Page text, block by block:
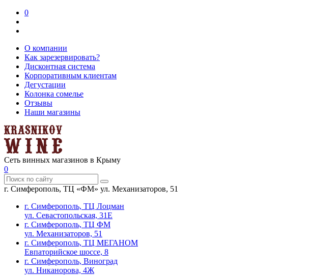
0
О компании
Как зарезервировать?
Дисконтная система
Корпоративным клиентам
Дегустации
Колонка сомелье
Отзывы
Наши магазины
Сеть винных магазинов в Крыму
0
г. Симферополь, ТЦ «ФМ» ул. Механизаторов, 51
г. Симферополь, ТЦ Лоцман
ул. Севастопольская, 31Е
г. Симферополь, ТЦ ФМ
ул. Механизаторов, 51
г. Симферополь, ТЦ МЕГАНОМ
Евпаторийское шоссе, 8
г. Симферополь, Виноград
ул. Никанорова, 4Ж